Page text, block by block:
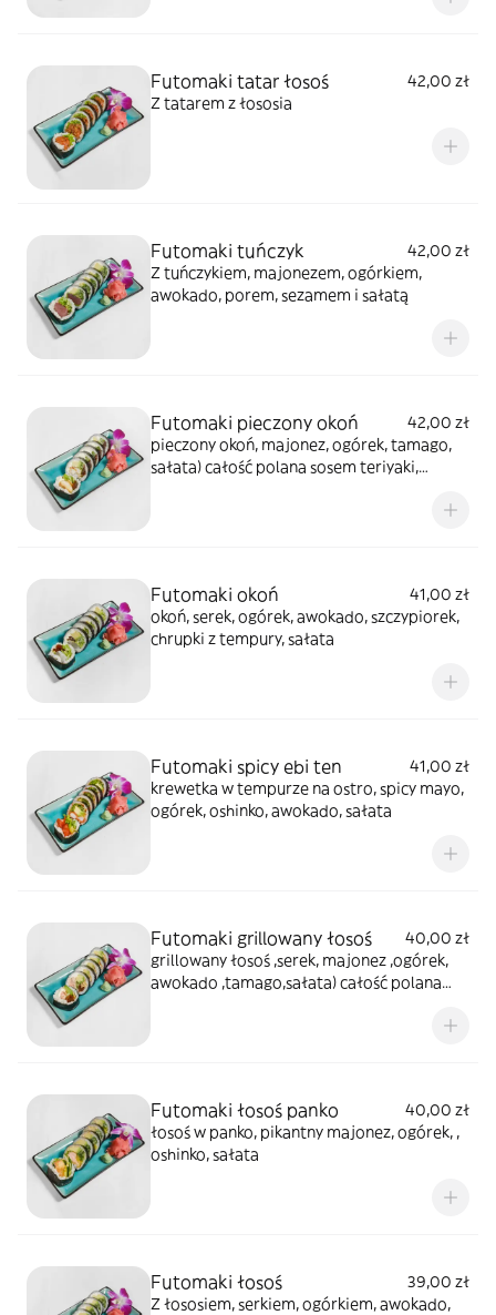
Futomaki tatar łosoś
42,00 zł
Z tatarem z łososia
Futomaki tuńczyk
42,00 zł
Z tuńczykiem, majonezem, ogórkiem,
awokado, porem, sezamem i sałatą
Futomaki pieczony okoń
42,00 zł
pieczony okoń, majonez, ogórek, tamago,
sałata) całość polana sosem teriyaki,
Futomaki okoń
41,00 zł
okoń, serek, ogórek, awokado, szczypiorek,
chrupki z tempury, sałata
Futomaki spicy ebi ten
41,00 zł
krewetka w tempurze na ostro, spicy mayo,
ogórek, oshinko, awokado, sałata
Futomaki grillowany łosoś
40,00 zł
grillowany łosoś ,serek, majonez ,ogórek,
awokado ,tamago,sałata) całość polana
Futomaki łosoś panko
40,00 zł
łosoś w panko, pikantny majonez, ogórek, ,
oshinko, sałata
Futomaki łosoś
39,00 zł
Z łososiem, serkiem, ogórkiem, awokado,